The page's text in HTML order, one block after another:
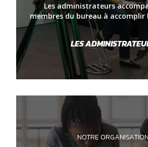
Les administrateurs
membres du bureau à accomplir
LES
NOTRE ORGANISATION